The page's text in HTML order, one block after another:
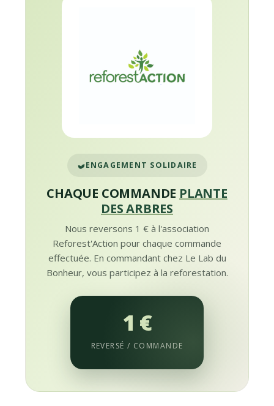
ENGAGEMENT SOLIDAIRE
CHAQUE COMMANDE PLANTE
DES ARBRES
Nous reversons 1 € à l'association
Reforest'Action pour chaque commande
effectuée. En commandant chez Le Lab du
Bonheur, vous participez à la reforestation.
1 €
REVERSÉ / COMMANDE